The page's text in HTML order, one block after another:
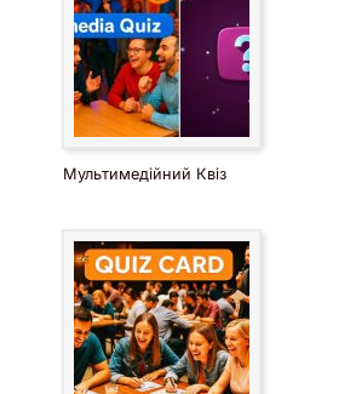
Мультимедійний Квіз